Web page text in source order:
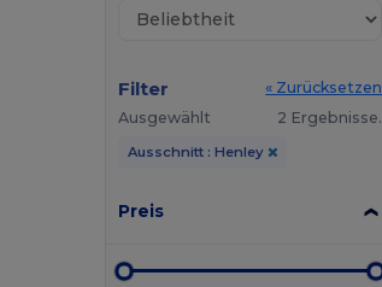
Filter
« Zurücksetzen
Ausgewählt
2 Ergebnisse.
Ausschnitt : Henley
Preis